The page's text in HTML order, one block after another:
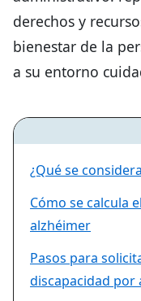
derechos y
bienestar de la
a su entorno
¿Qué se
Cómo se calcula
alzhéimer
Pasos para
discapacidad por